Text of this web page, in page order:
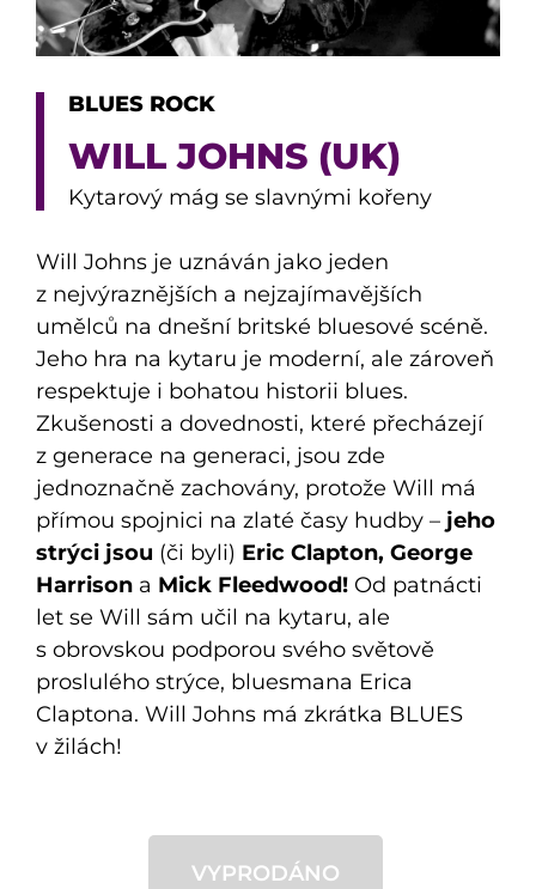
BLUES ROCK
WILL JOHNS (UK)
Kytarový mág se slavnými kořeny
Will Johns je uznáván jako jeden
z nejvýraznějších a nejzajímavějších
umělců na dnešní britské bluesové scéně.
Jeho hra na kytaru je moderní, ale zároveň
respektuje i bohatou historii blues.
Zkušenosti a dovednosti, které přecházejí
z generace na generaci, jsou zde
jednoznačně zachovány, protože Will má
přímou spojnici na zlaté časy hudby – jeho
strýci jsou (či byli) Eric Clapton, George
Harrison a Mick Fleedwood! Od patnácti
let se Will sám učil na kytaru, ale
s obrovskou podporou svého světově
proslulého strýce, bluesmana Erica
Claptona. Will Johns má zkrátka BLUES
v žilách!
VYPRODÁNO